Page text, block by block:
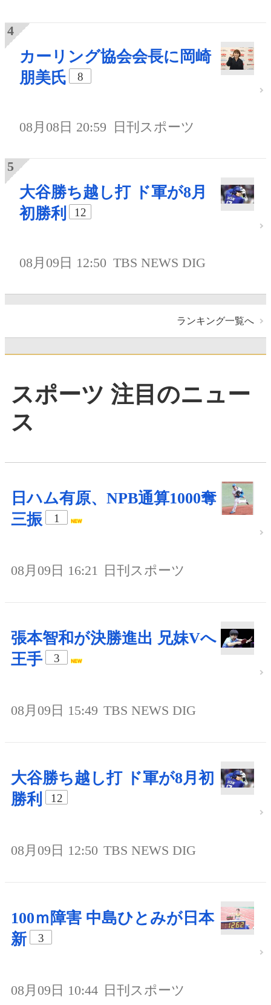
カーリング協会会長に岡崎
朋美氏
8
08月08日 20:59 日刊スポーツ
大谷勝ち越し打 ド軍が8月
初勝利
12
08月09日 12:50 TBS NEWS DIG
ランキング一覧へ
スポーツ 注目のニュー
ス
日ハム有原、NPB通算1000奪
三振
1
08月09日 16:21 日刊スポーツ
張本智和が決勝進出 兄妹Vへ
王手
3
08月09日 15:49 TBS NEWS DIG
大谷勝ち越し打 ド軍が8月初
勝利
12
08月09日 12:50 TBS NEWS DIG
100ｍ障害 中島ひとみが日本
新
3
08月09日 10:44 日刊スポーツ